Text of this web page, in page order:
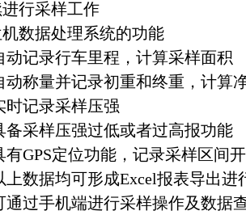
行采样工作
机数据处理系统的功能
动记录行车里程，计算采样面积
动称量并记录初重和终重，计算
时记录采样压强
备采样压强过低或者过高报功能
有GPS定位功能，记录采样区间
上数据均可形成Excel报表导出进
通过手机端进行采样操作及数据